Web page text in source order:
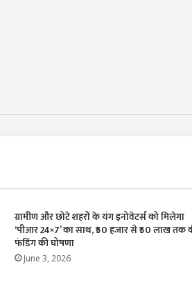
ग्रामीण और छोटे शहरों के यंग इनोवेटर्स को मिलेगा
‘पीआर 24×7’ का साथ, ₹50 हजार से ₹50 लाख तक
फंडिंग की घोषणा
June 3, 2026